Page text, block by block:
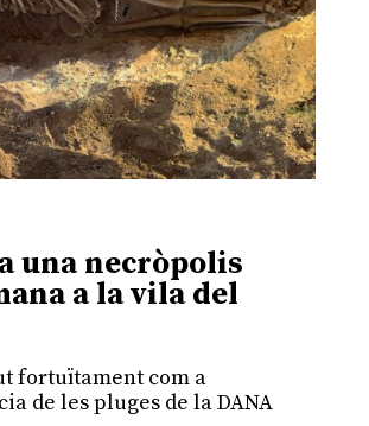
una necròpolis
a la vila del
fortuïtament com a
de les pluges de la DANA